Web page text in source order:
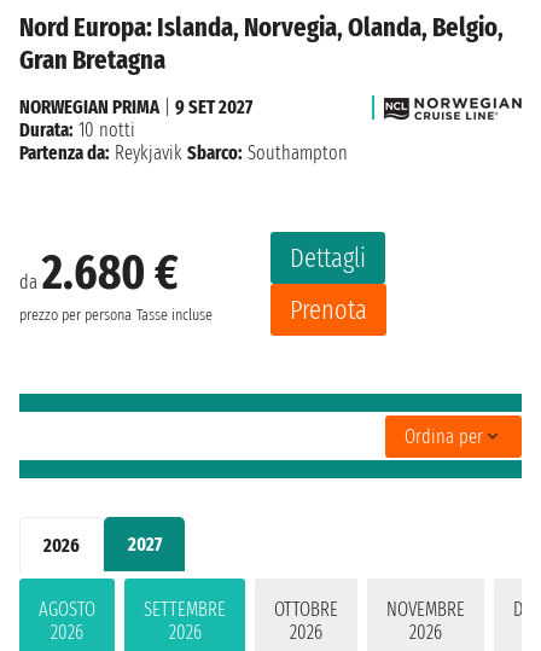
2026 2027
AGOSTO
2026
SETTEMBRE
2026
OTTOBRE
2026
NOVEMBRE
2026
Nord Europa: Islanda, Norvegia, Olanda, Belgio,
Gran Bretagna
da 2.680 €
prezzo per persona Tasse incluse
Dettagli
Prenota
NORWEGIAN PRIMA| 9 SET 2027
Durata: 10 notti
Partenza da: Reykjavik Sbarco: Southampton
Ordina per